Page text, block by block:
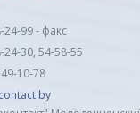
24-99 - факс
24-30, 54-58-55
10-78